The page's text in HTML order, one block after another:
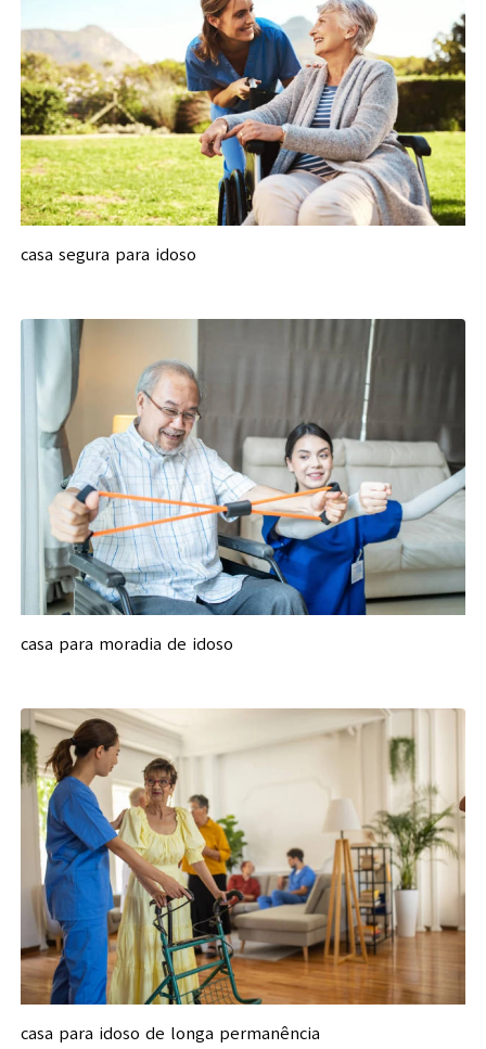
casa segura para idoso
casa para moradia de idoso
casa para idoso de longa permanência